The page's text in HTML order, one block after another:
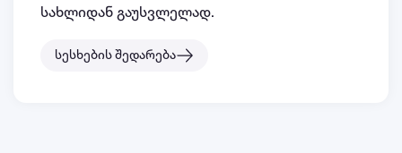
სახლიდან გაუსვლელად.
სესხების შედარება